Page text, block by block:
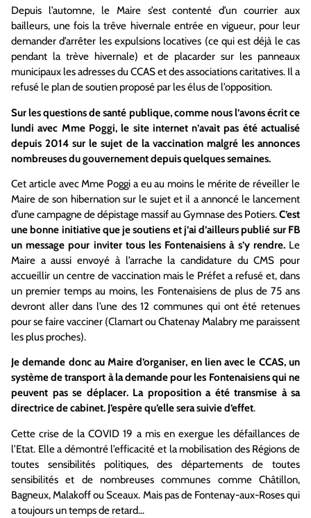
Depuis l’automne, le Maire s’est contenté d’un courrier aux
bailleurs, une fois la trêve hivernale entrée en vigueur, pour leur
demander d’arrêter les expulsions locatives (ce qui est déjà le cas
pendant la trève hivernale) et de placarder sur les panneaux
municipaux les adresses du CCAS et des associations caritatives. Il a
refusé le plan de soutien proposé par les élus de l’opposition.
Sur les questions de santé publique, comme nous l’avons écrit ce
lundi avec Mme Poggi, le site internet n’avait pas été actualisé
depuis 2014 sur le sujet de la vaccination malgré les annonces
nombreuses du gouvernement depuis quelques semaines.
Cet article avec Mme Poggi a eu au moins le mérite de réveiller le
Maire de son hibernation sur le sujet et il a annoncé le lancement
d’une campagne de dépistage massif au Gymnase des Potiers.C’est
une bonne initiative que je soutiens et j’ai d’ailleurs publié sur FB
un message pour inviter tous les Fontenaisiens à s’y rendre.Le
Maire a aussi envoyé à l’arrache la candidature du CMS pour
accueillir un centre de vaccination mais le Préfet a refusé et, dans
un premier temps au moins, les Fontenaisiens de plus de 75 ans
devront aller dans l’une des 12 communes qui ont été retenues
pour se faire vacciner (Clamart ou Chatenay Malabry me paraissent
les plus proches).
Je demande donc au Maire d’organiser, en lien avec le CCAS, un
système de transport à la demande pour les Fontenaisiens qui ne
peuvent pas se déplacer. La proposition a été transmise à sa
directrice de cabinet. J’espère qu’elle sera suivie d’effet.
Cette crise de la COVID 19 a mis en exergue les défaillances de
l’Etat. Elle a démontré l’efficacité et la mobilisation des Régions de
toutes sensibilités politiques, des départements de toutes
sensibilités et de nombreuses communes comme Châtillon,
Bagneux, Malakoff ou Sceaux. Mais pas de Fontenay-aux-Roses qui
a toujours un temps de retard…